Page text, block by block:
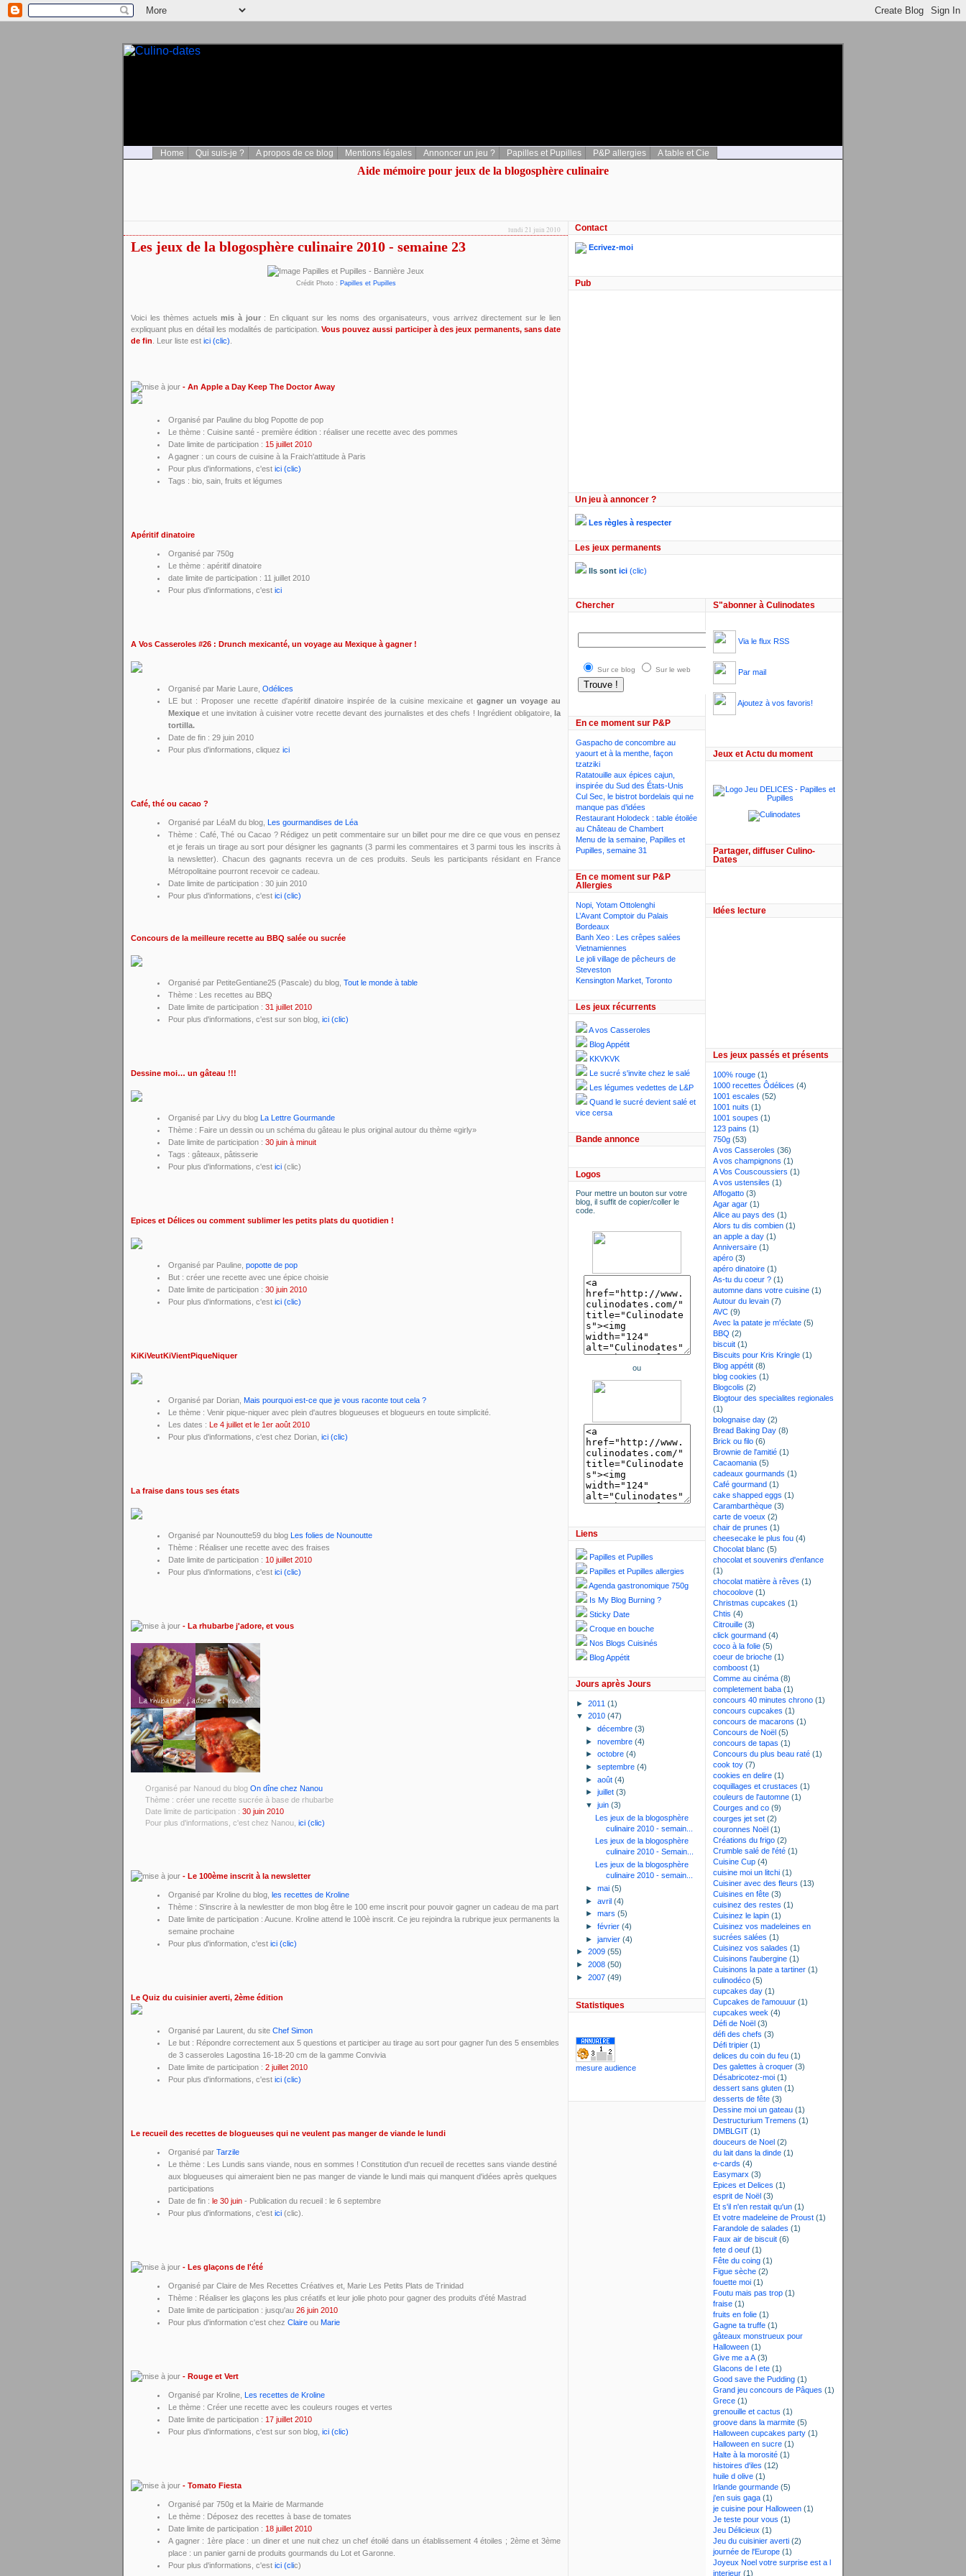
Home Qui suis-je ? A propos de ce blog Mentions légales Annoncer un jeu ? Papilles et Pupilles P&P allergies A table et Cie
Aide mémoire pour jeux de la blogosphère culinaire
lundi 21 juin 2010
Les jeux de la blogosphère culinaire 2010 - semaine 23
Crédit Photo : Papilles et Pupilles
Voici les thèmes actuelsmis à jour: En cliquant sur les noms des organisateurs, vous arrivez directement sur le lien
expliquant plus en détail les modalités de participation. Vous pouvez aussi participer à des jeux permanents, sans date
de fin . Leur liste est ici (clic)
- An Apple a Day Keep The Doctor Away
Organisé par Pauline du blog Popotte de pop
Le thème : Cuisine santé - première édition : réaliser une recette avec des pommes
Date limite de participation : 15 juillet 2010
A gagner : un cours de cuisine à la Fraich'attitude à Paris
Pour plus d'informations, c'est ici (clic)
Tags : bio, sain, fruits et légumes
Apéritif dinatoire
Organisé par 750g
Le thème : apéritif dinatoire
date limite de participation : 11 juillet 2010
Pour plus d'informations, c'est ici
A Vos Casseroles #26 : Drunch mexicanté, un voyage au Mexique à gagner !
Organisé par Marie Laure, Odélices
LE but : Proposer une recette d'apéritif dinatoire inspirée de la cuisine mexicaine et gagner un voyage au
Mexiqueet une invitation à cuisiner votre recette devant des journalistes et des chefs ! Ingrédient obligatoire,la
tortilla.
Date de fin : 29 juin 2010
Pour plus d'informations, cliquez ici
Café, thé ou cacao ?
Organisé par LéaM du blog, Les gourmandises de Léa
Thème : Café, Thé ou Cacao ? Rédigez un petit commentaire sur un billet pour me dire ce que vous en pensez
et je ferais un tirage au sort pour désigner les gagnants (3 parmi les commentaires et 3 parmi tous les inscrits à
la newsletter). Chacun des gagnants recevra un de ces produits. Seuls les participants résidant en France
Métropolitaine pourront recevoir ce cadeau.
Date limite de participation : 30 juin 2010
Pour plus d'informations, c'est ici (clic)
Concours de la meilleure recette au BBQ salée ou sucrée
Organisé par PetiteGentiane25 (Pascale) du blog, Tout le monde à table
Thème : Les recettes au BBQ
Date limite de participation : 31 juillet 2010
Pour plus d'informations, c'est sur son blog, ici (clic)
Dessine moi… un gâteau !!!
Organisé par Livy du blog La Lettre Gourmande
Thème : Faire un dessin ou un schéma du gâteau le plus original autour du thème «girly»
Date limite de participation : 30 juin à minuit
Tags : gâteaux, pâtisserie
Pour plus d'informations, c'est ici (clic)
Epices et Délices ou comment sublimer les petits plats du quotidien !
Organisé par Pauline, popotte de pop
But : créer une recette avec une épice choisie
Date limite de participation : 30 juin 2010
Pour plus d'informations, c'est ici (clic)
KiKiVeutKiVientPiqueNiquer
Organisé par Dorian, Mais pourquoi est-ce que je vous raconte tout cela ?
Le thème : Venir pique-niquer avec plein d'autres blogueuses et blogueurs en toute simplicité.
Les dates : Le 4 juillet et le 1er août 2010
Pour plus d'informations, c'est chez Dorian, ici (clic)
La fraise dans tous ses états
Organisé par Nounoutte59 du blog Les folies de Nounoutte
Thème : Réaliser une recette avec des fraises
Date limite de participation : 10 juillet 2010
Pour plus d'informations, c'est ici (clic)
- La rhubarbe j'adore, et vous
Organisé par Nanoud du blog On dîne chez Nanou
Thème : créer une recette sucrée à base de rhubarbe
Date limite de participation : 30 juin 2010
Pour plus d'informations, c'est chez Nanou, ici (clic)
- Le 100ème inscrit à la newsletter
Organisé par Kroline du blog, les recettes de Kroline
Thème : S'inscrire à la newlestter de mon blog être le 100 eme inscrit pour pouvoir gagner un cadeau de ma part
Date limite de participation : Aucune. Kroline attend le 100è inscrit. Ce jeu rejoindra la rubrique jeux permanents la
semaine prochaine
Pour plus d'information, c'est ici (clic)
Le Quiz du cuisinier averti, 2ème édition
Organisé par Laurent, du site Chef Simon
Le but : Répondre correctement aux 5 questions et participer au tirage au sort pour gagner l'un des 5 ensembles
de 3 casseroles Lagostina 16-18-20 cm de la gamme Convivia
Date limite de participation : 2 juillet 2010
Pour plus d'informations, c'est ici (clic)
Le recueil des recettes de blogueuses qui ne veulent pas manger de viande le lundi
Organisé par Tarzile
Le thème : Les Lundis sans viande, nous en sommes ! Constitution d'un recueil de recettes sans viande destiné
aux blogueuses qui aimeraient bien ne pas manger de viande le lundi mais qui manquent d'idées après quelques
participations
Date de fin : le 30 juin - Publication du recueil : le 6 septembre
Pour plus d'informations, c'est ici (clic).
- Les glaçons de l'été
Organisé par Claire de Mes Recettes Créatives et, Marie Les Petits Plats de Trinidad
Thème : Réaliser les glaçons les plus créatifs et leur jolie photo pour gagner des produits d'été Mastrad
Date limite de participation : jusqu'au 26 juin 2010
Pour plus d'information c'est chez Claire ou Marie
- Rouge et Vert
Organisé par Kroline, Les recettes de Kroline
Le thème : Créer une recette avec les couleurs rouges et vertes
Date limite de participation : 17 juillet 2010
Pour plus d'informations, c'est sur son blog, ici (clic)
- Tomato Fiesta
Organisé par 750g et la Mairie de Marmande
Le thème : Déposez des recettes à base de tomates
Date limite de participation : 18 juillet 2010
A gagner : 1ère place : un diner et une nuit chez un chef étoilé dans un établissement 4 étoiles ; 2ème et 3ème
place : un panier garni de produits gourmands du Lot et Garonne.
Pour plus d'informations, c'est ici (clic)
Contact
Ecrivez-moi
Pub
Un jeu à annoncer ?
Les règles à respecter
Les jeux permanents
Ils sont ici (clic)
Chercher
Sur ce blog Sur le web
En ce moment sur P&P
Gaspacho de concombre au
yaourt et à la menthe, façon
tzatziki
Ratatouille aux épices cajun,
inspirée du Sud des États-Unis
Cul Sec, le bistrot bordelais qui ne
manque pas d’idées
Restaurant Holodeck : table étoilée
au Château de Chambert
Menu de la semaine, Papilles et
Pupilles, semaine 31
En ce moment sur P&P
Allergies
Nopi, Yotam Ottolenghi
L’Avant Comptoir du Palais
Bordeaux
Banh Xeo : Les crêpes salées
Vietnamiennes
Le joli village de pêcheurs de
Steveston
Kensington Market, Toronto
Les jeux récurrents
A vos Casseroles
Blog Appétit
KKVKVK
Le sucré s'invite chez le salé
Les légumes vedettes de L&P
Quand le sucré devient salé et
vice cersa
Bande annonce
Logos
Pour mettre un bouton sur votre
blog, il suffit de copier/coller le
code.
ou
Liens
Papilles et Pupilles
Papilles et Pupilles allergies
Agenda gastronomique 750g
Is My Blog Burning ?
Sticky Date
Croque en bouche
Nos Blogs Cuisinés
Blog Appétit
Jours après Jours
► 2011 (1)
▼ 2010 (47)
► décembre (3)
► novembre (4)
► octobre (4)
► septembre (4)
► août (4)
► juillet (3)
▼ juin (3)
Les jeux de la blogosphère
culinaire 2010 - semain...
Les jeux de la blogosphère
culinaire 2010 - Semain...
Les jeux de la blogosphère
culinaire 2010 - semain...
► mai (5)
► avril (4)
► mars (5)
► février (4)
► janvier (4)
► 2009 (55)
► 2008 (50)
► 2007 (49)
Statistiques
mesure audience
S"abonner à Culinodates
Via le flux RSS
Par mail
Ajoutez à vos favoris!
Jeux et Actu du moment
Partager, diffuser Culino-
Dates
Idées lecture
Les jeux passés et présents
100% rouge (1)
1000 recettes Ôdélices (4)
1001 escales (52)
1001 nuits (1)
1001 soupes (1)
123 pains (1)
750g (53)
A vos Casseroles (36)
A vos champignons (1)
A Vos Couscoussiers (1)
A vos ustensiles (1)
Affogatto (3)
Agar agar (1)
Alice au pays des (1)
Alors tu dis combien (1)
an apple a day (1)
Anniversaire (1)
apéro (3)
apéro dinatoire (1)
As-tu du coeur ? (1)
automne dans votre cuisine (1)
Autour du levain (7)
AVC (9)
Avec la patate je m'éclate (5)
BBQ (2)
biscuit (1)
Biscuits pour Kris Kringle (1)
Blog appétit (8)
blog cookies (1)
Blogcolis (2)
Blogtour des specialites regionales
(1)
bolognaise day (2)
Bread Baking Day (8)
Brick ou filo (6)
Brownie de l'amitié (1)
Cacaomania (5)
cadeaux gourmands (1)
Café gourmand (1)
cake shapped eggs (1)
Carambarthèque (3)
carte de voeux (2)
chair de prunes (1)
cheesecake le plus fou (4)
Chocolat blanc (5)
chocolat et souvenirs d'enfance
(1)
chocolat matière à rêves (1)
chocoolove (1)
Christmas cupcakes (1)
Chtis (4)
Citrouille (3)
click gourmand (4)
coco à la folie (5)
coeur de brioche (1)
comboost (1)
Comme au cinéma (8)
completement baba (1)
concours 40 minutes chrono (1)
concours cupcakes (1)
concours de macarons (1)
Concours de Noël (5)
concours de tapas (1)
Concours du plus beau raté (1)
cook toy (7)
cookies en delire (1)
coquillages et crustaces (1)
couleurs de l'automne (1)
Courges and co (9)
courges jet set (2)
couronnes Noël (1)
Créations du frigo (2)
Crumble salé de l'été (1)
Cuisine Cup (4)
cuisine moi un litchi (1)
Cuisiner avec des fleurs (13)
Cuisines en fête (3)
cuisinez des restes (1)
Cuisinez le lapin (1)
Cuisinez vos madeleines en
sucrées salées (1)
Cuisinez vos salades (1)
Cuisinons l'aubergine (1)
Cuisinons la pate a tartiner (1)
culinodéco (5)
cupcakes day (1)
Cupcakes de l'amouuur (1)
cupcakes week (4)
Défi de Noël (3)
défi des chefs (3)
Défi tripier (1)
delices du coin du feu (1)
Des galettes à croquer (3)
Désabricotez-moi (1)
dessert sans gluten (1)
desserts de fête (3)
Dessine moi un gateau (1)
Destructurium Tremens (1)
DMBLGIT (1)
douceurs de Noel (2)
du lait dans la dinde (1)
e-cards (4)
Easymarx (3)
Epices et Delices (1)
esprit de Noël (3)
Et s'il n'en restait qu'un (1)
Et votre madeleine de Proust (1)
Farandole de salades (1)
Faux air de biscuit (6)
fete d oeuf (1)
Fête du coing (1)
Figue sèche (2)
fouette moi (1)
Foutu mais pas trop (1)
fraise (1)
fruits en folie (1)
Gagne ta truffe (1)
gâteaux monstrueux pour
Halloween (1)
Give me a A (3)
Glacons de l ete (1)
Good save the Pudding (1)
Grand jeu concours de Pâques (1)
Grece (1)
grenouille et cactus (1)
groove dans la marmite (5)
Halloween cupcakes party (1)
Halloween en sucre (1)
Halte à la morosité (1)
histoires d'iles (12)
huile d olive (1)
Irlande gourmande (5)
j'en suis gaga (1)
je cuisine pour Halloween (1)
Je teste pour vous (1)
Jeu Délicieux (1)
Jeu du cuisinier averti (2)
journée de l'Europe (1)
Joyeux Noel votre surprise est a l
interieur (1)